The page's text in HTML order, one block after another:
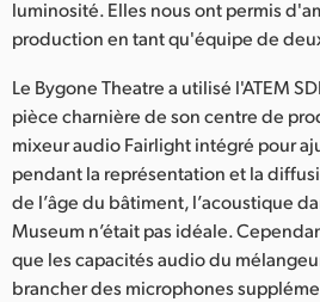
luminosité. Elles nous ont permis
production en tant qu'équipe de
Le Bygone Theatre a utilisé l'ATEM
pièce charnière de son centre de
mixeur audio Fairlight intégré pour
pendant la représentation et la
de l’âge du bâtiment, l’acoustique
Museum n’était pas idéale.
que les capacités audio du
brancher des microphones